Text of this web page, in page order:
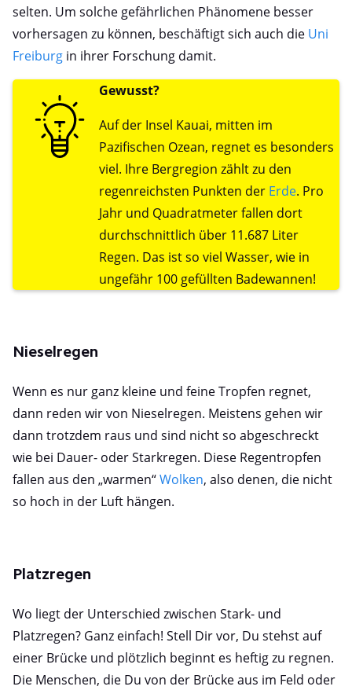
selten. Um solche gefährlichen Phänomene besser
vorhersagen zu können, beschäftigt sich auch die Uni
Freiburg in ihrer Forschung damit.
Gewusst?
Auf der Insel Kauai, mitten im
Pazifischen Ozean, regnet es besonders
viel. Ihre Bergregion zählt zu den
regenreichsten Punkten der Erde. Pro
Jahr und Quadratmeter fallen dort
durchschnittlich über 11.687 Liter
Regen. Das ist so viel Wasser, wie in
ungefähr 100 gefüllten Badewannen!
Nieselregen
Wenn es nur ganz kleine und feine Tropfen regnet,
dann reden wir von Nieselregen. Meistens gehen wir
dann trotzdem raus und sind nicht so abgeschreckt
wie bei Dauer- oder Starkregen. Diese Regentropfen
fallen aus den „warmen“Wolken, also denen, die nicht
so hoch in der Luft hängen.
Platzregen
Wo liegt der Unterschied zwischen Stark- und
Platzregen? Ganz einfach! Stell Dir vor, Du stehst auf
einer Brücke und plötzlich beginnt es heftig zu regnen.
Die Menschen, die Du von der Brücke aus im Feld oder